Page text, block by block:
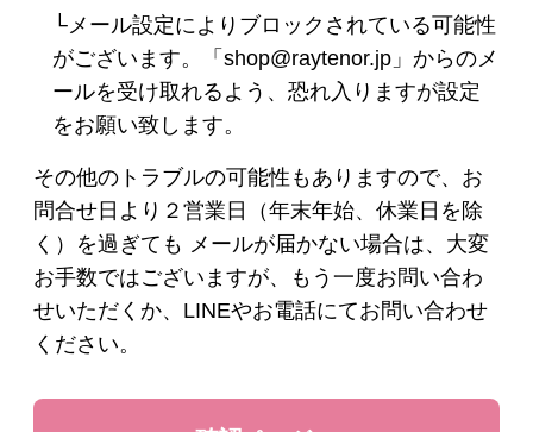
シャンプー・トリートメント
ヘアカラー
メイク
下地・ファンデーション
└メール設定によりブロックされている可能性
がございます。「shop@raytenor.jp」からのメ
ールを受け取れるよう、恐れ入りますが設定
をお願い致します。
その他のトラブルの可能性もありますので、お
問合せ日より２営業日（年末年始、休業日を除
く）を過ぎても メールが届かない場合は、大変
お手数ではございますが、もう一度お問い合わ
せいただくか、LINEやお電話にてお問い合わせ
ください。